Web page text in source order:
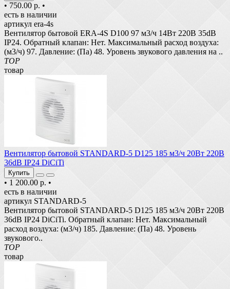
• 750.00 р. •
есть в наличии
артикул era-4s
Вентилятор бытовой ERA-4S D100 97 м3/ч 14Вт 220В 35dB
IP24. Обратный клапан: Нет. Максимальный расход воздуха:
(м3/ч) 97. Давление: (Па) 48. Уровень звукового давления на ..
TOP
товар
Вентилятор бытовой STANDARD-5 D125 185 м3/ч 20Вт 220В
36dB IP24 DiCiTi
Купить
• 1 200.00 р. •
есть в наличии
артикул STANDARD-5
Вентилятор бытовой STANDARD-5 D125 185 м3/ч 20Вт 220В
36dB IP24 DiCiTi. Обратный клапан: Нет. Максимальный
расход воздуха: (м3/ч) 185. Давление: (Па) 48. Уровень
звукового..
TOP
товар